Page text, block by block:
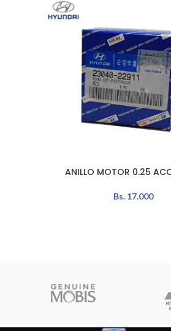
AÑADIR AL CARRITO
ANILLO MOTOR 0.25
Bs. 17.000